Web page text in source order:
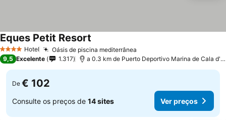
4 EstrelasHotel Oásis de piscina mediterrânea
Eques Petit Resort
9,5 Excelente 1.317 a 0.3 km de Puerto Deportivo Marina de Cala d'Or
De € 102
Consulte os preços de 14 sites Ver preços